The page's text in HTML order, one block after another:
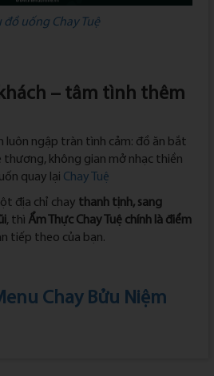
đồ uống Chay Tuệ
– tâm tình thêm
luôn ngập tràn tình cảm: đồ ăn bắt
thương, không gian mở nhạc thiền
quay lại Chay Tuệ
địa chỉ chay thanh tịnh, sang
, thì Ẩm Thực Chay Tuệ chính là điểm
tiếp theo của bạn.
Chay Bửu Niệm